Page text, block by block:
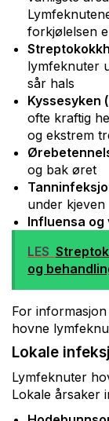
forkjølelsen
lymfeknuter
sår hals
Kyssesyken
ofte kraftig
og ekstrem
og bak øret
under kjeven
Influensa
LES
og
For
hovne
Lokale
Lymfeknuter
Lokale årsaker